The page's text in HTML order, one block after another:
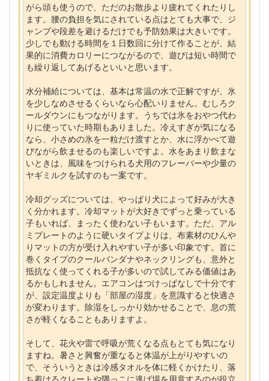
がら頭も使うので、ただのお散歩より疲れてくれたりし
ます。腰の負担を気にされている点はとても大事で、ジ
ャンプや段差を避けるだけでも予防効果は大きいです。
少しでも動ける時間を１日数回に分けて作ることが、結
果的に消費カロリーにつながるので、遊びは短い時間で
も繰り返してあげるといいと思います。
水分補給については、基本は常温の水で正解ですが、氷
を少しなめさせるくらいなら心配いりません。むしろク
ールダウンにもつながります。うちでは氷をおやつ代わ
りに使っていた時期もありました。冷えすぎが気になる
なら、小さめの氷を一粒だけ渡すとか、水に浮かべて遊
びながら飲ませるのも楽しいですよ。水をあまり飲まな
いときは、風味をつけられる犬用のフレーバーや少量の
ヤギミルクを試すのも一案です。
冷却グッズについては、やっぱり犬によって好みが大き
く分かれます。冷却マットが大好きでずっと乗っている
子もいれば、まったく使わない子もいます。ただ、アル
ミプレートのように硬いタイプよりは、布素材のひんや
りマットの方が受け入れやすい子が多い印象です。首に
巻くタイプのクールバンダナやネックリングも、意外と
抵抗なく使ってくれる子が多いので試してみる価値はあ
るかもしれません。エアコンはつけっぱなしで十分です
が、設定温度よりも「部屋の湿度」を意識すると快適さ
が変わります。除湿をしっかり効かせることで、息の荒
さが軽くなることもありますよ。
そして、花火や雷で呼吸が荒くなる点もとても気になり
ますね。暑さと興奮が重なると体温が上がりやすいの
で、そういうときは冷感タオルを体に軽くかけたり、落
ち着けるクレートや隅っこに逃げ場を用意するのが役立